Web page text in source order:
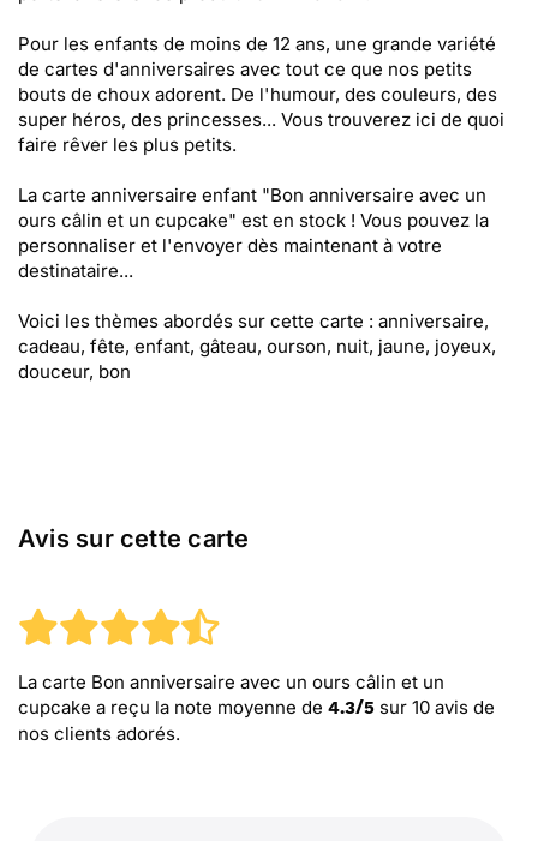
Pour les enfants de moins de 12 ans, une grande variété
de cartes d'anniversaires avec tout ce que nos petits
bouts de choux adorent. De l'humour, des couleurs, des
super héros, des princesses... Vous trouverez ici de quoi
faire rêver les plus petits.
La carte anniversaire enfant "Bon anniversaire avec un
ours câlin et un cupcake" est en stock ! Vous pouvez la
personnaliser et l'envoyer dès maintenant à votre
destinataire...
Voici les thèmes abordés sur cette carte : anniversaire,
cadeau, fête, enfant, gâteau, ourson, nuit, jaune, joyeux,
douceur, bon
Avis sur cette carte
La carte Bon anniversaire avec un ours câlin et un
cupcake a reçu la note moyenne de 4.3/5 sur 10 avis de
nos clients adorés.